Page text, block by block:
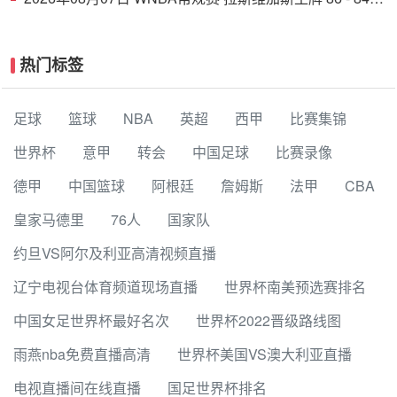
热门标签
足球 篮球 NBA 英超 西甲
比赛集锦
世界杯
意甲 转会 中国足球
比赛录像
德甲
中国篮球 阿根廷 詹姆斯 法甲
CBA
皇家马德里
76人
国家队
约旦VS阿尔及利亚高清视频直播
辽宁电视台体育频道现场直播
世界杯南美预选赛排名
中国女足世界杯最好名次
世界杯2022晋级路线图
雨燕nba免费直播高清
世界杯美国VS澳大利亚直播
电视直播间在线直播
国足世界杯排名